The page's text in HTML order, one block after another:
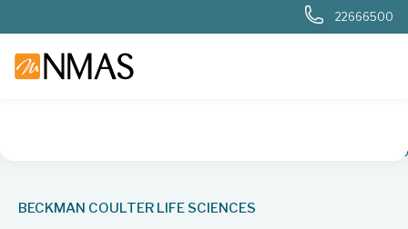
22666500
BECKMAN COULTER LIFE SCIENCES